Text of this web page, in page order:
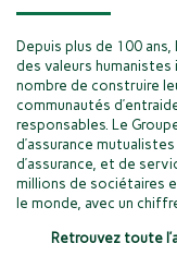
Depuis plus de 100
des valeurs
nombre de construire
communautés
responsables. Le
d’assurance
d’assurance, et de
millions de sociétaires
le monde, avec un
Retrouvez toute